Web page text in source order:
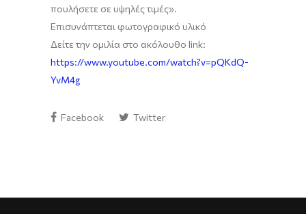
πουλήσετε σε υψηλές τιμές».
Επισυνάπτεται φωτογραφικό υλικό
Δείτε την ομιλία στο ακόλουθο link:
https://www.youtube.com/watch?v=pQKdQ-
YvM4g
Facebook Twitter